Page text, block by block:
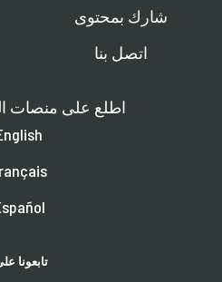
شارك بمحتوى
اتصل بنا
اطلع على منصات
English
Français
Español
تابعونا على: